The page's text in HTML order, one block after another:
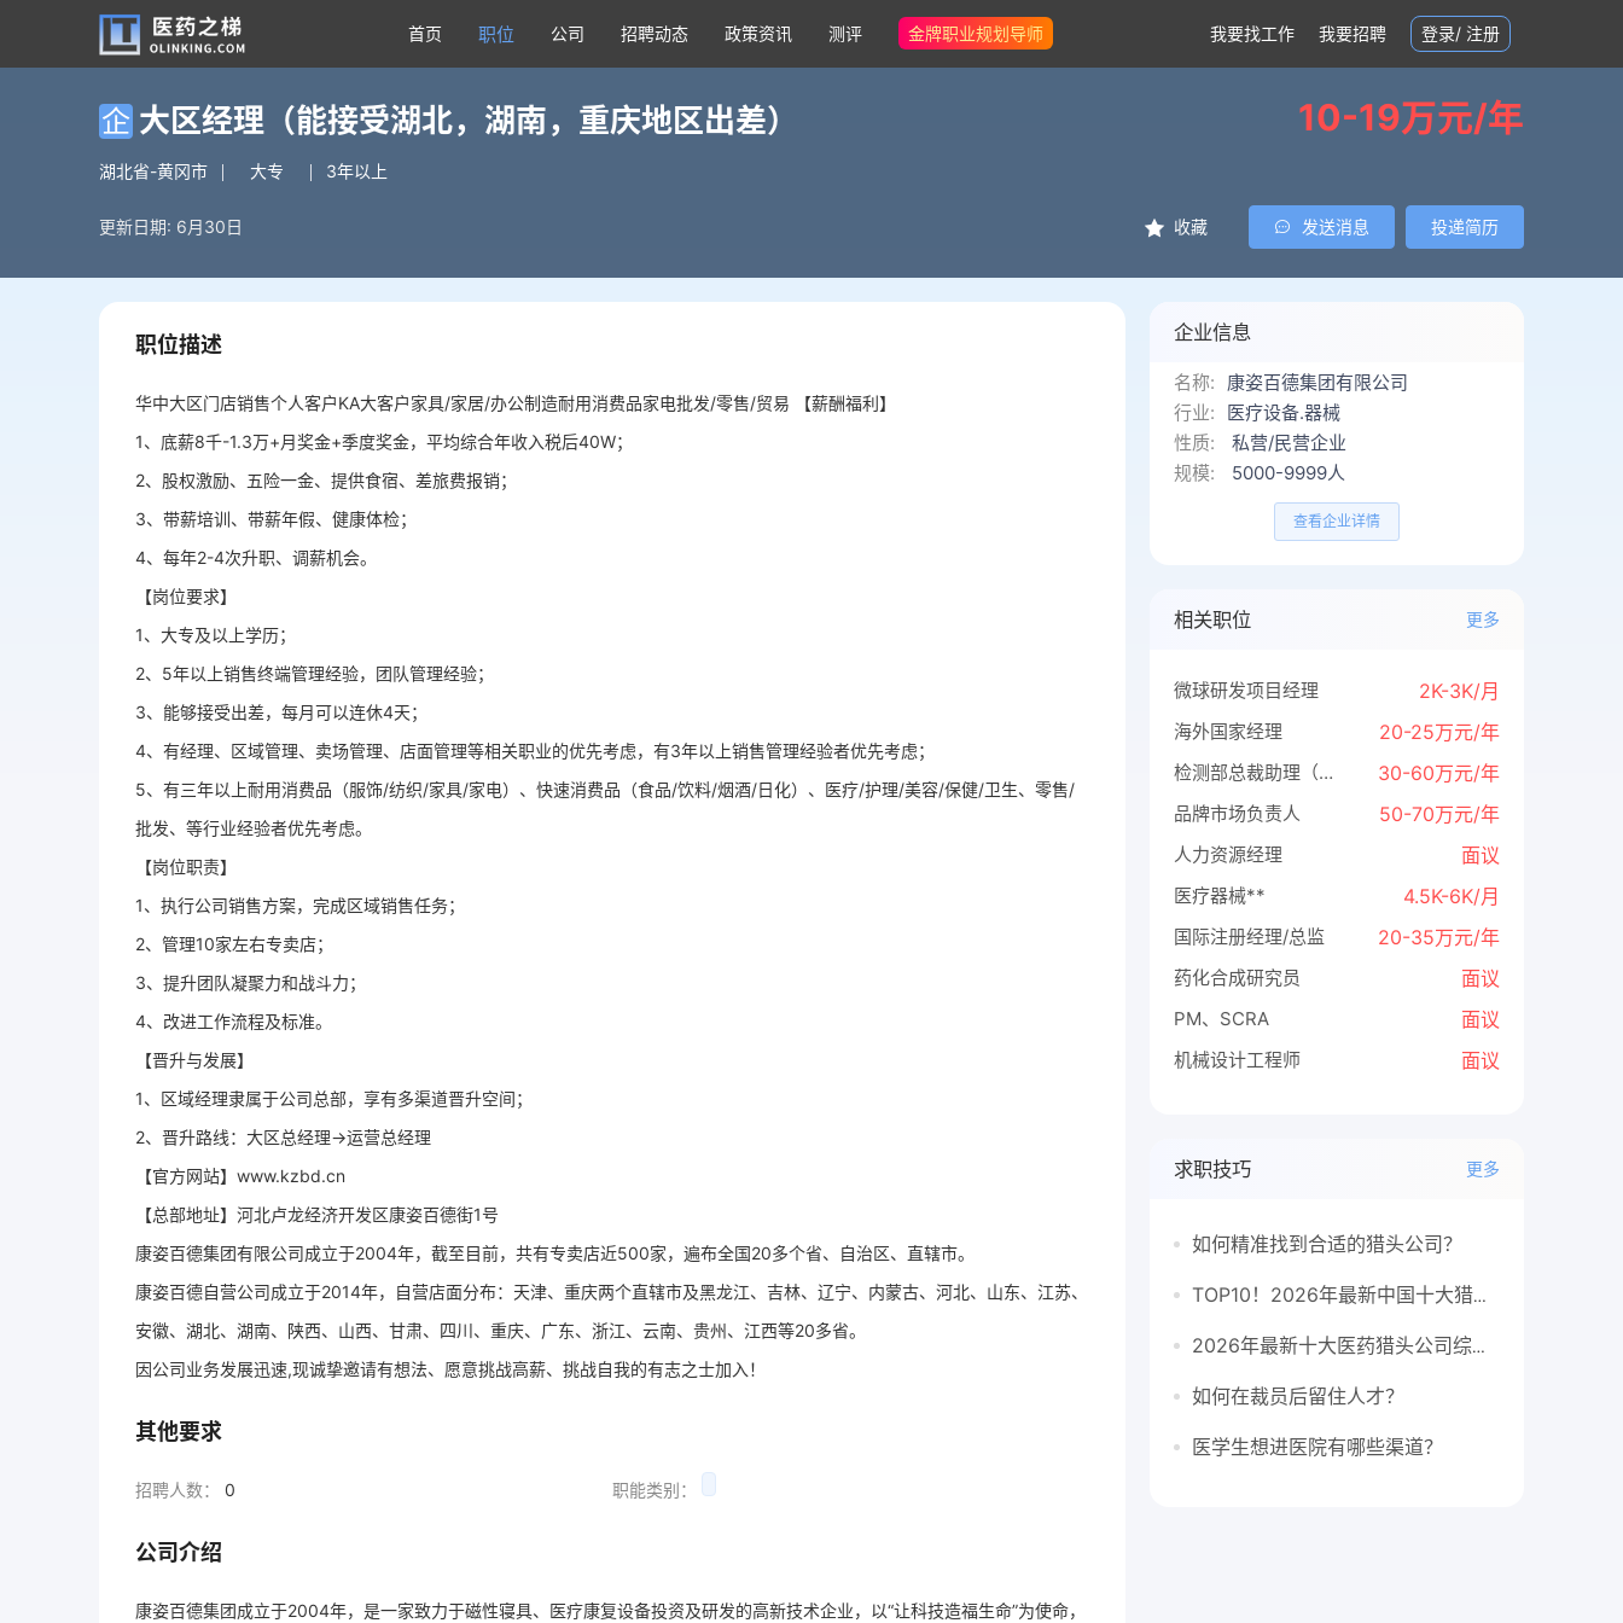
首页 职位 公司 招聘动态 政策资讯 测评 金牌职业规划导师 我要找工作 我要招聘 登录/ 注册
企 大区经理（能接受湖北，湖南，重庆地区出差） 10-19万元/年
湖北省-黄冈市 大专 3年以上
更新日期: 6月30日 收藏 发送消息 投递简历
职位描述
华中大区门店销售个人客户KA大客户家具/家居/办公制造耐用消费品家电批发/零售/贸易 【薪酬福利】
1、底薪8千-1.3万+月奖金+季度奖金，平均综合年收入税后40W；
2、股权激励、五险一金、提供食宿、差旅费报销；
3、带薪培训、带薪年假、健康体检；
4、每年2-4次升职、调薪机会。
【岗位要求】
1、大专及以上学历；
2、5年以上销售终端管理经验，团队管理经验；
3、能够接受出差，每月可以连休4天；
4、有经理、区域管理、卖场管理、店面管理等相关职业的优先考虑，有3年以上销售管理经验者优先考虑；
5、有三年以上耐用消费品（服饰/纺织/家具/家电）、快速消费品（食品/饮料/烟酒/日化）、医疗/护理/美容/保健/卫生、零售/
批发、等行业经验者优先考虑。
【岗位职责】
1、执行公司销售方案，完成区域销售任务；
2、管理10家左右专卖店；
3、提升团队凝聚力和战斗力；
4、改进工作流程及标准。
【晋升与发展】
1、区域经理隶属于公司总部，享有多渠道晋升空间；
2、晋升路线：大区总经理→运营总经理
【官方网站】www.kzbd.cn
【总部地址】河北卢龙经济开发区康姿百德街1号
康姿百德集团有限公司成立于2004年，截至目前，共有专卖店近500家，遍布全国20多个省、自治区、直辖市。
康姿百德自营公司成立于2014年，自营店面分布：天津、重庆两个直辖市及黑龙江、吉林、辽宁、内蒙古、河北、山东、江苏、
安徽、湖北、湖南、陕西、山西、甘肃、四川、重庆、广东、浙江、云南、贵州、江西等20多省。
因公司业务发展迅速,现诚挚邀请有想法、愿意挑战高薪、挑战自我的有志之士加入！
其他要求
招聘人数： 0 职能类别：
公司介绍
康姿百德集团成立于2004年，是一家致力于磁性寝具、医疗康复设备投资及研发的高新技术企业，以“让科技造福生命”为使命，
企业信息
名称:
康姿百德集团有限公司
行业:
医疗设备.器械
性质:
私营/民营企业
规模:
5000-9999人
查看企业详情
相关职位 更多
微球研发项目经理 2K-3K/月
海外国家经理 20-25万元/年
检测部总裁助理（保密招聘） 30-60万元/年
品牌市场负责人 50-70万元/年
人力资源经理 面议
医疗器械** 4.5K-6K/月
国际注册经理/总监 20-35万元/年
药化合成研究员 面议
PM、SCRA 面议
机械设计工程师 面议
求职技巧 更多
如何精准找到合适的猎头公司？
TOP10！2026年最新中国十大猎头公司排行榜
2026年最新十大医药猎头公司综合排行榜
如何在裁员后留住人才？
医学生想进医院有哪些渠道？